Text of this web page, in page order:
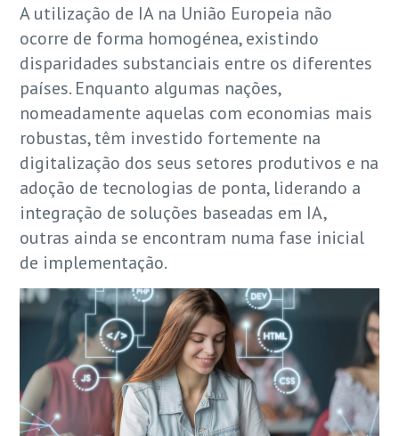
A utilização de IA na União Europeia não
ocorre de forma homogénea, existindo
disparidades substanciais entre os diferentes
países. Enquanto algumas nações,
nomeadamente aquelas com economias mais
robustas, têm investido fortemente na
digitalização dos seus setores produtivos e na
adoção de tecnologias de ponta, liderando a
integração de soluções baseadas em IA,
outras ainda se encontram numa fase inicial
de implementação.